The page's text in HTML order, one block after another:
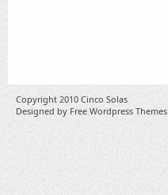
Copyright 2010 Cinco Solas
Designed by Free Wordpress Themes